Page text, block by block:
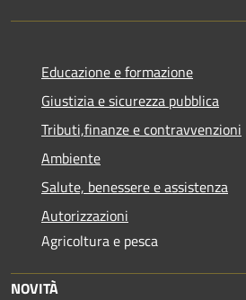
Educazione e formazione
Giustizia e sicurezza pubblica
Tributi,finanze e contravvenzioni
Ambiente
Salute, benessere e assistenza
Autorizzazioni
Agricoltura e pesca
NOVITÀ